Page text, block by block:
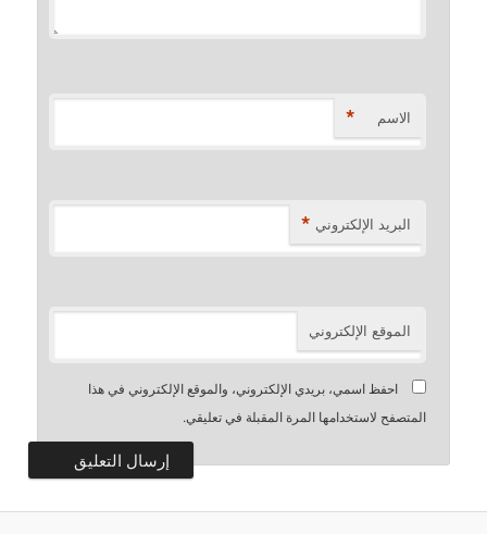
الاسم *
البريد الإلكتروني *
الموقع الإلكتروني
احفظ اسمي، بريدي الإلكتروني، والموقع الإلكتروني في هذا
المتصفح لاستخدامها المرة المقبلة في تعليقي.